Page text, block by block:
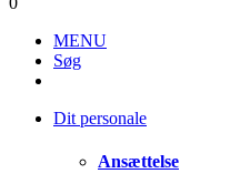
MENU
Søg
Dit personale
Ansættelse